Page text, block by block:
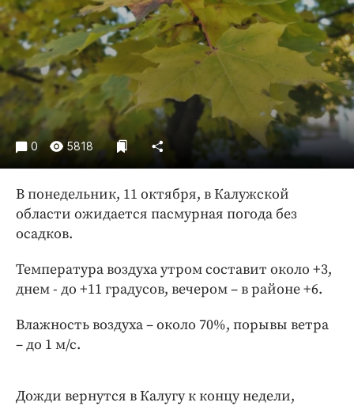
Общество
Погода
Праздники
Происшествия
Спорт
Экономика и бизнес
ПРОЕКТЫ
Блоги
Издания
Медиаперсона
Клиника года
Работодатель года
0 5818
В понедельник, 11 октября, в Калужской
области ожидается пасмурная погода без
осадков.
Температура воздуха утром составит около +3,
днем - до +11 градусов, вечером – в районе +6.
Влажность воздуха – около 70%, порывы ветра
– до 1 м/с.
Дожди вернутся в Калугу к концу недели,